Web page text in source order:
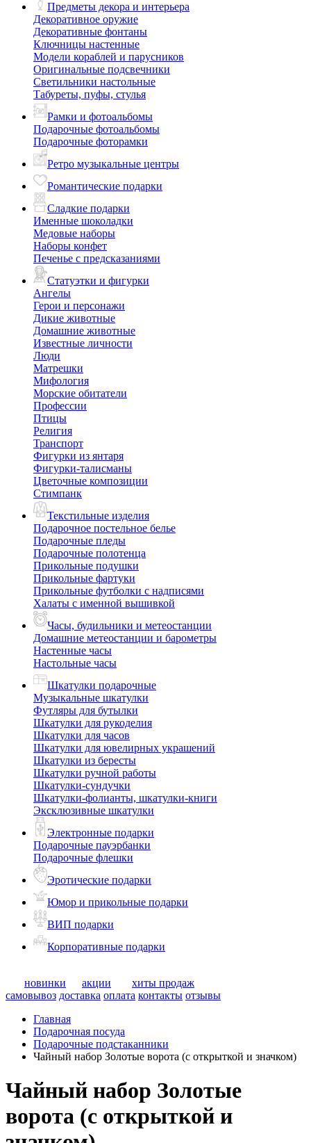
Предметы декора и интерьера
Декоративное оружие
Декоративные фонтаны
Ключницы настенные
Модели кораблей и парусников
Оригинальные подсвечники
Светильники настольные
Табуреты, пуфы, стулья
Рамки и фотоальбомы
Подарочные фотоальбомы
Подарочные фоторамки
Ретро музыкальные центры
Романтические подарки
Сладкие подарки
Именные шоколадки
Медовые наборы
Наборы конфет
Печенье с предсказаниями
Статуэтки и фигурки
Ангелы
Герои и персонажи
Дикие животные
Домашние животные
Известные личности
Люди
Матрешки
Мифология
Морские обитатели
Профессии
Птицы
Религия
Транспорт
Фигурки из янтаря
Фигурки-талисманы
Цветочные композиции
Стимпанк
Текстильные изделия
Подарочное постельное белье
Подарочные пледы
Подарочные полотенца
Прикольные подушки
Прикольные фартуки
Прикольные футболки с надписями
Халаты с именной вышивкой
Часы, будильники и метеостанции
Домашние метеостанции и барометры
Настенные часы
Настольные часы
Шкатулки подарочные
Музыкальные шкатулки
Футляры для бутылки
Шкатулки для рукоделия
Шкатулки для часов
Шкатулки для ювелирных украшений
Шкатулки из бересты
Шкатулки ручной работы
Шкатулки-сундучки
Шкатулки-фолианты, шкатулки-книги
Эксклюзивные шкатулки
Электронные подарки
Подарочные пауэрбанки
Подарочные флешки
Эротические подарки
Юмор и прикольные подарки
ВИП подарки
Корпоративные подарки
новинки акции
хиты продаж
самовывоз доставка оплата контакты отзывы
Главная
Подарочная посуда
Подарочные подстаканники
Чайный набор Золотые ворота (с открыткой и значком)
Чайный набор Золотые
ворота (с открыткой и